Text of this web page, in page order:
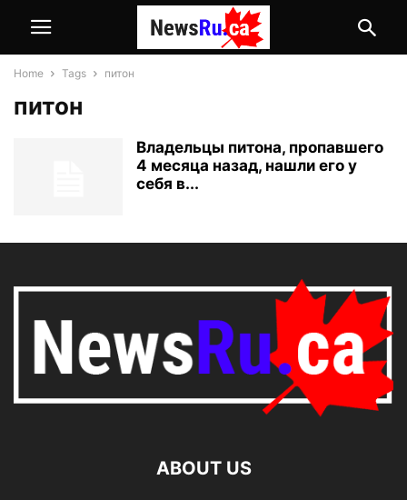
Home Tags питон
питон
Владельцы питона, пропавшего
4 месяца назад, нашли его у
себя в...
ABOUT US